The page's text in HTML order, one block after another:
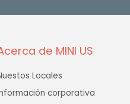
de MINI US
Locales
corporativa